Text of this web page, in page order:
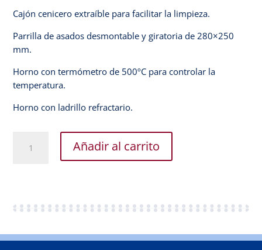
Micuenta
Cajón cenicero extraíble para facilitar la limpieza.
Parrilla de asados desmontable y giratoria de 280×250
mm.
Horno con termómetro de 500ºC para controlar la
temperatura.
Horno con ladrillo refractario.
cantidad
Añadir al carrito